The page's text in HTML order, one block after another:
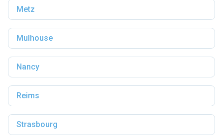
Metz
Mulhouse
Nancy
Reims
Strasbourg